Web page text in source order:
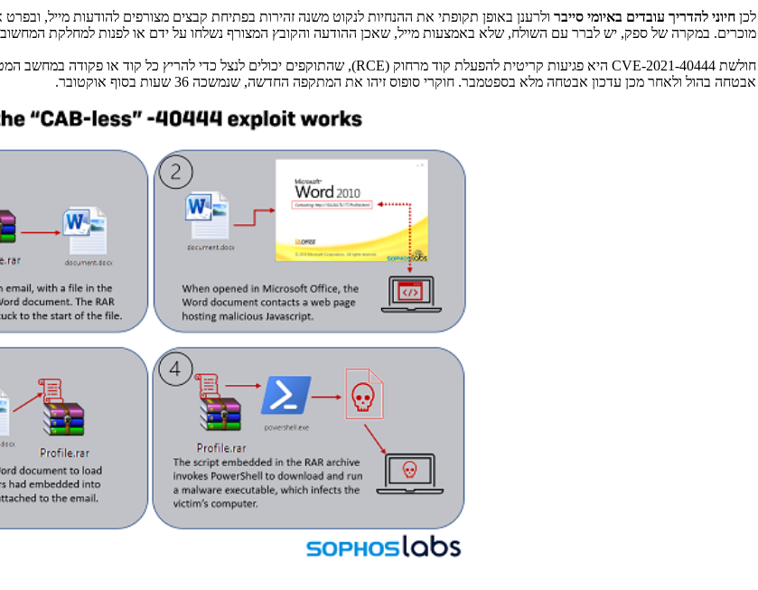
לכן חיוני להדריך עובדים באיומי סייבר ולרענן באופן תקופתי את ההנחיות לנקוט משנה זהירות בפתיחת קבצים מצורפים להודעות מייל,
מוכרים. במקרה של ספק, יש לברר עם השולח, שלא באמצעות מייל, שאכן ההודעה והקובץ המצורף נשלחו על ידם או לפנות למחלקת
חולשת CVE-2021-40444 היא פגיעות קריטית להפעלת קוד מרחוק (RCE), שהתוקפים יכולים לנצל כדי להריץ כל קוד או פקודה במחשב
אבטחה בהול ולאחר מכן עדכון אבטחה מלא בספטמבר. חוקרי סופוס זיהו את המתקפה החדשה, שנמשכה 36 שעות בסוף אוקטובר.